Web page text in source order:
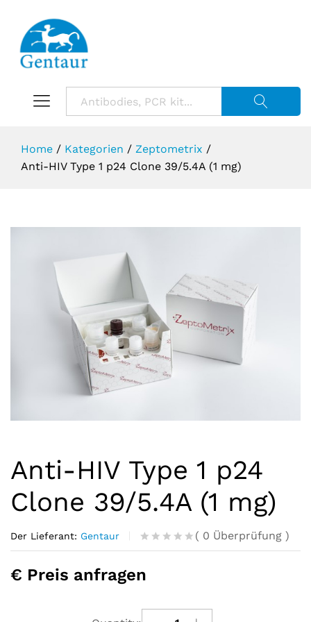
Home / Kategorien / Zeptometrix /
Anti-HIV Type 1 p24 Clone 39/5.4A (1 mg)
Anti-HIV Type 1 p24
Clone 39/5.4A (1 mg)
Der Lieferant: Gentaur
R
t
o
u
0
( 0 Überprüfung )
€ Preis anfragen